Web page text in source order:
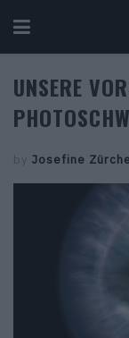
UNSERE
by Josefine